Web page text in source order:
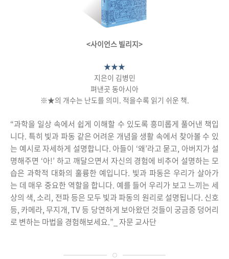
<사이언스 빌리지>
★★★
지은이 김병민
펴낸곳 동아시아
※★의 개수는 난도를 의미. 적을수록 읽기 쉬운 책.
“과학을 일상 속에서 쉽게 이해할 수 있도록 흥미롭게 풀어낸 책입
니다. 특히 빛과 파동 같은 어려운 개념을 생활 속에서 찾아볼 수 있
는 예시로 자세하게 설명합니다. 아들이 ‘왜’라고 묻고, 아버지가 설
명해주면 ‘아!’ 하고 깨달으면서 자신의 경험에 비추어 설명하는 모
습은 과학적 대화의 훌륭한 예입니다. 빛과 파동은 우리가 살아가
는 데 매우 중요한 역할을 합니다. 예를 들어 우리가 보고 느끼는 세
상의 색, 소리, 전파 등은 모두 빛과 파동의 원리로 설명됩니다. 신호
등, 카메라, 무지개, TV 등 당연하게 보아왔던 것들이 궁금증 덩어리
로 변하는 마법을 경험해보세요.”_ 자문 교사단